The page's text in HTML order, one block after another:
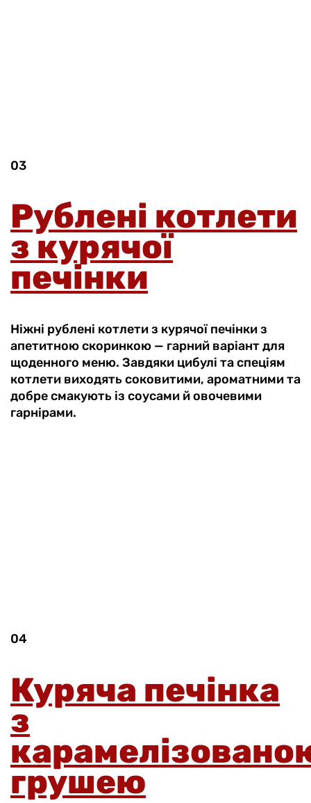
03
Рублені котлети
з курячої
печінки
Ніжні рублені котлети з курячої печінки з
апетитною скоринкою — гарний варіант для
щоденного меню. Завдяки цибулі та спеціям
котлети виходять соковитими, ароматними та
добре смакують із соусами й овочевими
гарнірами.
04
Куряча печінка
з
грушею